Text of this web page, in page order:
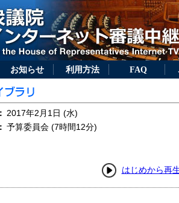
お知らせ 利用方法 FAQ
： 2017年2月1日 (水)
： 予算委員会 (7時間12分)
はじめから再